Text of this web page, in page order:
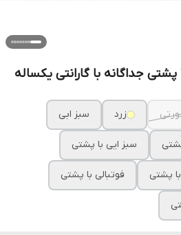
زرد سبز ابی
سبز ایی با پشتی
پشتی فوتبالی با پشتی